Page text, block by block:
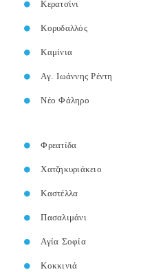
Κερατσίνι
Κορυδαλλός
Καμίνια
Αγ. Ιωάννης Ρέντη
Νέο Φάληρο
Φρεατίδα
Χατζηκυριάκειο
Καστέλλα
Πασαλιμάνι
Αγία Σοφία
Κοκκινιά